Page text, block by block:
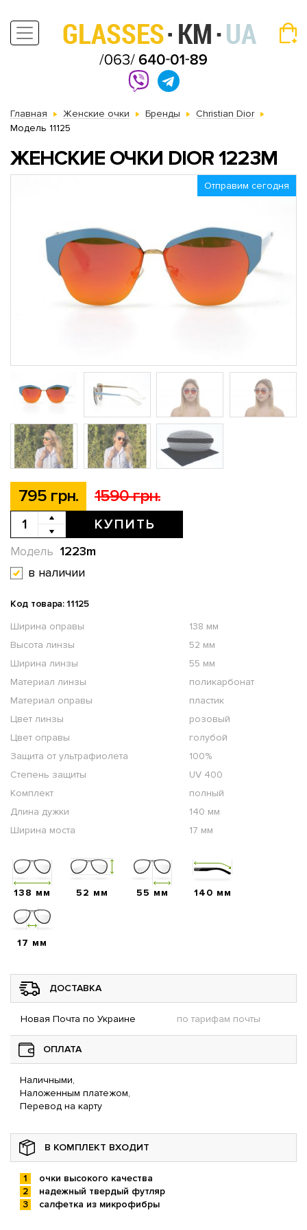
Главная Женские очки Бренды
Christian Dior
Модель 11125
ЖЕНСКИЕ ОЧКИ DIOR 1223M
Отправим сегодня
795 грн. 1590 грн.
КУПИТЬ
1223m
Модель
в наличии
Код товара: 11125
Ширина оправы
138 мм
Высота линзы
52 мм
Ширина линзы
55 мм
Материал линзы
поликарбонат
Материал оправы
пластик
Цвет линзы
розовый
Цвет оправы
голубой
Защита от ультрафиолета
100%
Степень защиты
UV 400
Комплект
полный
Длина дужки
140 мм
Ширина моста
17 мм
138 мм 52 мм 55 мм 140 мм
17 мм
ДОСТАВКА
Новая Почта по Украине по тарифам почты
ОПЛАТА
Наличными,
Наложенным платежом,
Перевод на карту
В КОМПЛЕКТ ВХОДИТ
очки высокого качества
надежный твердый футляр
салфетка из микрофибры